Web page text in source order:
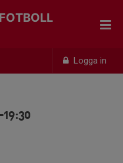
Logga in